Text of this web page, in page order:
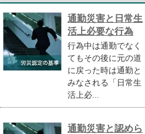
通勤災害と日常生
活上必要な行為
行為中は通勤でなく
てもその後に元の道
に戻った時は通勤と
みなされる「日常生
活上必...
通勤災害と認めら